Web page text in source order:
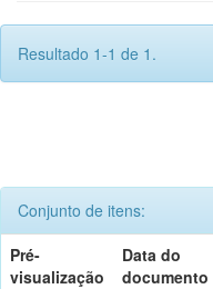
Resultado 1-1 de 1.
Conjunto de itens:
Pré-
visualização
Data do
documento